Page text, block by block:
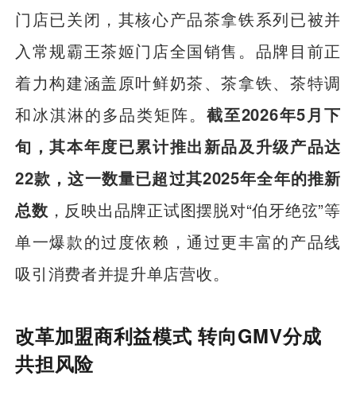
门店已关闭，其核心产品茶拿铁系列已被并
入常规霸王茶姬门店全国销售。品牌目前正
着力构建涵盖原叶鲜奶茶、茶拿铁、茶特调
和冰淇淋的多品类矩阵。 截至2026年5月下
旬，其本年度已累计推出新品及升级产品达
22款，这一数量已超过其2025年全年的推新
总数 ，反映出品牌正试图摆脱对“伯牙绝弦”等
单一爆款的过度依赖，通过更丰富的产品线
吸引消费者并提升单店营收。
改革加盟商利益模式 转向GMV分成
共担风险